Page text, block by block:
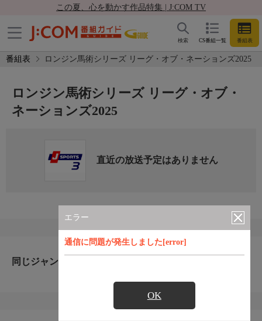
この夏、心を動かす作品特集 | J:COM TV
CS番組一覧 番組表
検索
番組表 ロンジン馬術シリーズ リーグ・オブ・ネーションズ2025
エラー
通信に問題が発生しました[error]
OK
ロンジン馬術シリーズ リーグ・オブ・
ネーションズ2025
直近の放送予定はありません
同じジャンルのおすすめ番組